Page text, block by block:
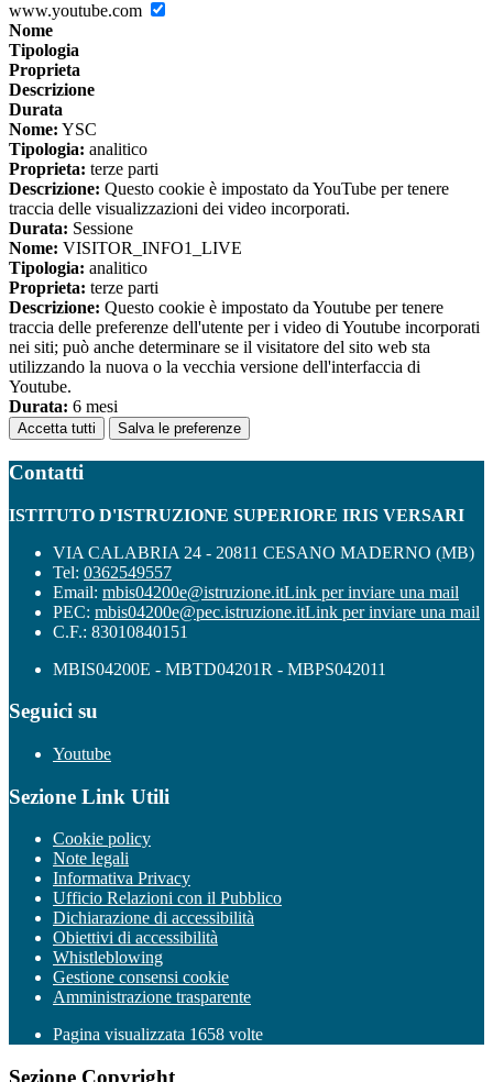
www.youtube.com
Nome
Tipologia
Proprieta
Descrizione
Durata
Nome: YSC
Tipologia: analitico
Proprieta: terze parti
Descrizione: Questo cookie è impostato da YouTube per tenere
traccia delle visualizzazioni dei video incorporati.
Durata: Sessione
Nome: VISITOR_INFO1_LIVE
Tipologia: analitico
Proprieta: terze parti
Descrizione: Questo cookie è impostato da Youtube per tenere
traccia delle preferenze dell'utente per i video di Youtube incorporati
nei siti; può anche determinare se il visitatore del sito web sta
utilizzando la nuova o la vecchia versione dell'interfaccia di
Youtube.
Durata: 6 mesi
Accetta tutti Salva le preferenze
Contatti
ISTITUTO D'ISTRUZIONE SUPERIORE IRIS VERSARI
VIA CALABRIA 24 - 20811 CESANO MADERNO (MB)
Tel: 0362549557
Email: mbis04200e@istruzione.itLink per inviare una mail
PEC: mbis04200e@pec.istruzione.itLink per inviare una mail
C.F.: 83010840151
MBIS04200E - MBTD04201R - MBPS042011
Seguici su
Youtube
Sezione Link Utili
Cookie policy
Note legali
Informativa Privacy
Ufficio Relazioni con il Pubblico
Dichiarazione di accessibilità
Obiettivi di accessibilità
Whistleblowing
Gestione consensi cookie
Amministrazione trasparente
Pagina visualizzata 1658 volte
Sezione Copyright